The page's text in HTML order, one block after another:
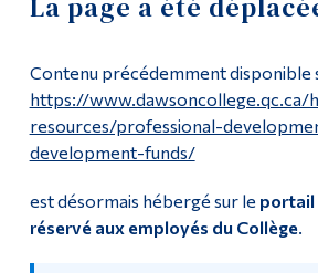
Dates de paie
Emploi
Postes non liés à l’enseignement
Postes en enseignement
Contenu précédemment disponible
https://www.dawsoncollege.qc.ca/
resources/professional-
development-funds/
est désormais hébergé sur le portail
réservé aux employés du Collège.
Liens
Menu
Formation